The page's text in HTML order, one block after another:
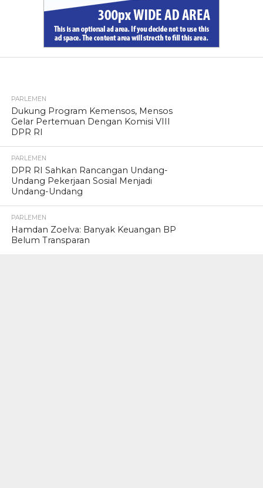
PARLEMEN
Dukung Program Kemensos, Mensos
Gelar Pertemuan Dengan Komisi VIII
DPR RI
PARLEMEN
DPR RI Sahkan Rancangan Undang-
Undang Pekerjaan Sosial Menjadi
Undang-Undang
PARLEMEN
Hamdan Zoelva: Banyak Keuangan BP
Belum Transparan